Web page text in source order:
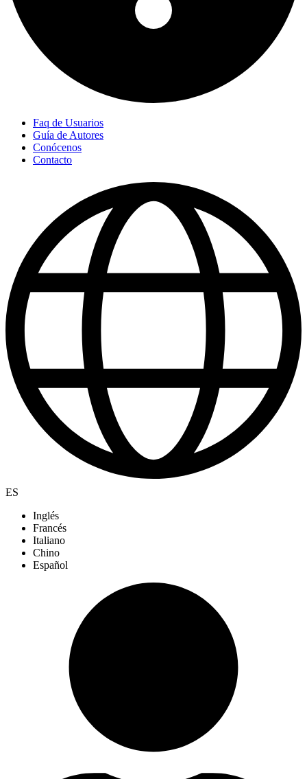
Faq de Usuarios
Guía de Autores
Conócenos
Contacto
ES
Inglés
Francés
Italiano
Chino
Español